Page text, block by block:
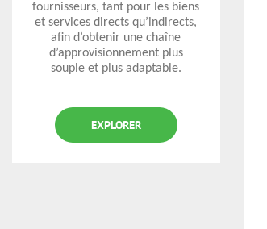
fournisseurs, tant pour les biens
et services directs qu’indirects,
afin d’obtenir une chaîne
d’approvisionnement plus
souple et plus adaptable.
EXPLORER